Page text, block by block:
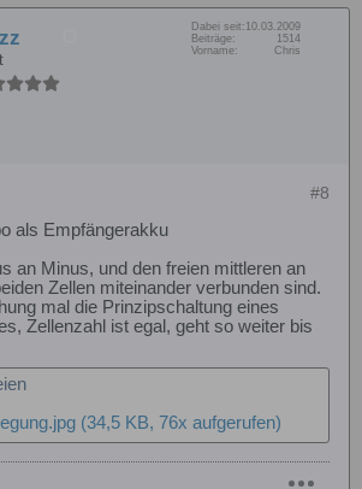
Dabei seit: 10.03.2009
Beiträge:
1514
Vorname:
Chris
#8
als Empfängerakku
an Minus, und den freien mittleren an
Zellen miteinander verbunden sind.
mal die Prinzipschaltung eines
Zellenzahl ist egal, geht so weiter bis
(34,5 KB, 76x aufgerufen)